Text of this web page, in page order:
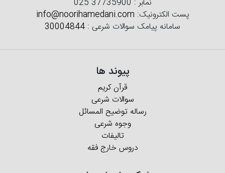
پست الکترونیک:info@noorihamedani.com
سامانه پیامک سوالات شرعی : 30004844
پیوند ها
قرآن کریم
سوالات شرعی
رساله توضیح المسائل
وجوه شرعی
تالیفات
دروس خارج فقه